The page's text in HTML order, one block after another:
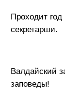
Проходит год
секретарши.
Валдайский
заповеды!